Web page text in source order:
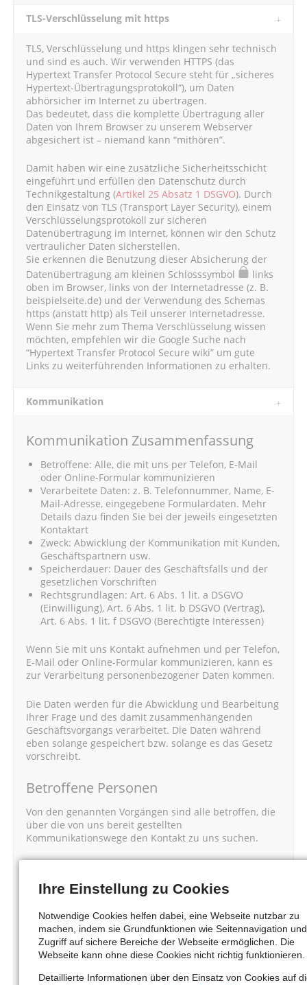
TLS-Verschlüsselung mit https
TLS, Verschlüsselung und https klingen sehr technisch
und sind es auch. Wir verwenden HTTPS (das
Hypertext Transfer Protocol Secure steht für „sicheres
Hypertext-Übertragungsprotokoll“), um Daten
abhörsicher im Internet zu übertragen.
Das bedeutet, dass die komplette Übertragung aller
Daten von Ihrem Browser zu unserem Webserver
abgesichert ist – niemand kann “mithören”.
Damit haben wir eine zusätzliche Sicherheitsschicht
eingeführt und erfüllen den Datenschutz durch
Technikgestaltung (Artikel 25 Absatz 1 DSGVO). Durch
den Einsatz von TLS (Transport Layer Security), einem
Verschlüsselungsprotokoll zur sicheren
Datenübertragung im Internet, können wir den Schutz
vertraulicher Daten sicherstellen.
Sie erkennen die Benutzung dieser Absicherung der
Datenübertragung am kleinen Schlosssymbol
links
oben im Browser, links von der Internetadresse (z. B.
beispielseite.de) und der Verwendung des Schemas
https (anstatt http) als Teil unserer Internetadresse.
Wenn Sie mehr zum Thema Verschlüsselung wissen
möchten, empfehlen wir die Google Suche nach
“Hypertext Transfer Protocol Secure wiki” um gute
Links zu weiterführenden Informationen zu erhalten.
Kommunikation
Kommunikation Zusammenfassung
Betroffene: Alle, die mit uns per Telefon, E-Mail
oder Online-Formular kommunizieren
Verarbeitete Daten: z. B. Telefonnummer, Name, E-
Mail-Adresse, eingegebene Formulardaten. Mehr
Details dazu finden Sie bei der jeweils eingesetzten
Kontaktart
Zweck: Abwicklung der Kommunikation mit Kunden,
Geschäftspartnern usw.
Speicherdauer: Dauer des Geschäftsfalls und der
gesetzlichen Vorschriften
Rechtsgrundlagen: Art. 6 Abs. 1 lit. a DSGVO
(Einwilligung), Art. 6 Abs. 1 lit. b DSGVO (Vertrag),
Art. 6 Abs. 1 lit. f DSGVO (Berechtigte Interessen)
Wenn Sie mit uns Kontakt aufnehmen und per Telefon,
E-Mail oder Online-Formular kommunizieren, kann es
zur Verarbeitung personenbezogener Daten kommen.
Die Daten werden für die Abwicklung und Bearbeitung
Ihrer Frage und des damit zusammenhängenden
Geschäftsvorgangs verarbeitet. Die Daten während
eben solange gespeichert bzw. solange es das Gesetz
vorschreibt.
Betroffene Personen
Von den genannten Vorgängen sind alle betroffen, die
über die von uns bereit gestellten
Kommunikationswege den Kontakt zu uns suchen.
Wenn Sie uns anrufen, werden die Anrufdaten auf
Telekommunikationsanbieter pseudonymisiert
gespeichert. Außerdem können Daten wie Name und
Telefonnummer im Anschluss per E-Mail versendet
und zur Anfragebeantwortung gespeichert werden.
Die Daten werden gelöscht, sobald der Geschäftsfall
Ihre Einstellung zu Cookies
Notwendige Cookies helfen dabei, eine Webseite nutzbar zu
machen, indem sie Grundfunktionen wie Seitennavigation und
Zugriff auf sichere Bereiche der Webseite ermöglichen. Die
Webseite kann ohne diese Cookies nicht richtig funktionieren.
Detaillierte Informationen über den Einsatz von Cookies auf